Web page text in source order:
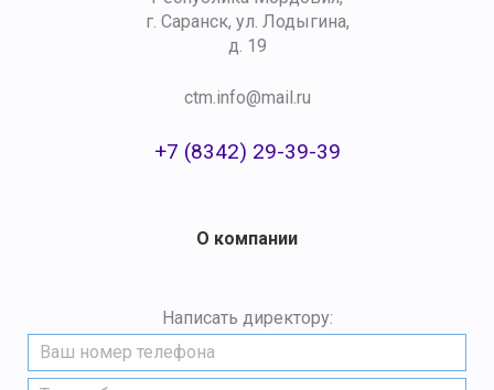
О компании
Написать директору:
г. Саранск, ул. Лодыгина,
д. 19
ctm.info@mail.ru
+7 (8342) 29-39-39